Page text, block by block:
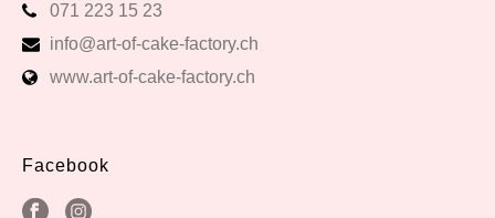
071 223 15 23
info@art-of-cake-factory.ch
www.art-of-cake-factory.ch
Facebook